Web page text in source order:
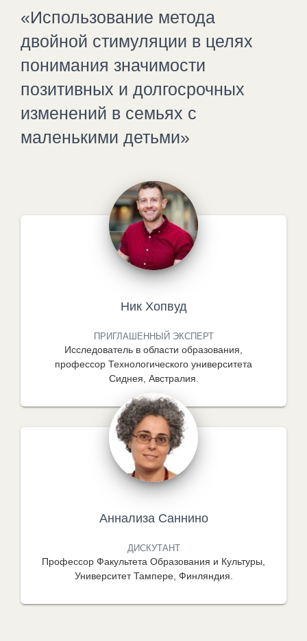
«Использование метода
двойной стимуляции в целях
понимания значимости
позитивных и долгосрочных
изменений в семьях с
маленькими детьми»
Ник Хопвуд
ПРИГЛАШЕННЫЙ ЭКСПЕРТ
Исследователь в области образования,
профессор Технологического университета
Сиднея, Австралия.
Аннализа Саннино
ДИСКУТАНТ
Профессор Факультета Образования и Культуры,
Университет Тампере, Финляндия.